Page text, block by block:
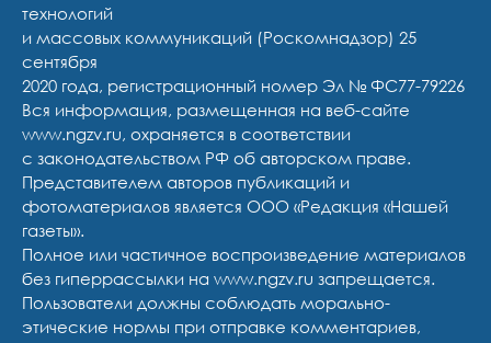
технологий
и массовых коммуникаций (Роскомнадзор) 25
сентября
2020 года, регистрационный номер Эл № ФС77-79226
Вся информация, размещенная на веб-сайте
www.ngzv.ru, охраняется в соответствии
с законодательством РФ об авторском праве.
Представителем авторов публикаций и
фотоматериалов является ООО «Редакция «Нашей
газеты».
Полное или частичное воспроизведение материалов
без гиперрассылки на www.ngzv.ru запрещается.
Пользователи должны соблюдать морально-
этические нормы при отправке комментариев,